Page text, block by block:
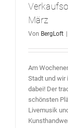
März
Von BergLoft |
Am
Stadt und wir
dabei! Der
schönsten
Livemusik